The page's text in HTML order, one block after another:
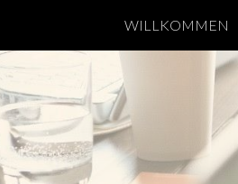
Skip to main contentWILLKOMMEN